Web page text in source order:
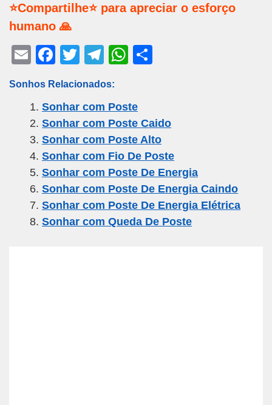
⭐Compartilhe⭐ para apreciar o esforço
humano 🙏
E
ail
F
c
e
b
o
o
k
T
tt
er
T
e
gr
a
m
W
s
A
p
p
Sonhos Relacionados:
Sonhar com Poste
Sonhar com Poste Caido
Sonhar com Poste Alto
Sonhar com Fio De Poste
Sonhar com Poste De Energia
Sonhar com Poste De Energia Caindo
Sonhar com Poste De Energia Elétrica
Sonhar com Queda De Poste